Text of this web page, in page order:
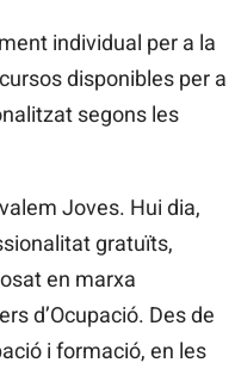
individual per a la
disponibles per a
segons les
Joves. Hui dia,
gratuïts,
en marxa
d’Ocupació. Des de
i formació, en les